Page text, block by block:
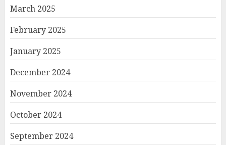
March 2025
February 2025
January 2025
December 2024
November 2024
October 2024
September 2024